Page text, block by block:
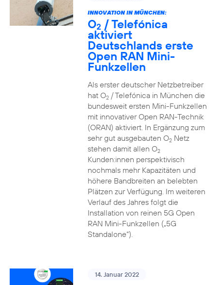
INNOVATION IN MÜNCHEN:
O2 / Telefónica
aktiviert
Deutschlands erste
Open RAN Mini-
Funkzellen
Als erster deutscher Netzbetreiber
hat O2/ Telefónica in München die
bundesweit ersten Mini-Funkzellen
mit innovativer Open RAN-Technik
(ORAN) aktiviert. In Ergänzung zum
sehr gut ausgebauten O2Netz
stehen damit allen O2
Kunden:innen perspektivisch
nochmals mehr Kapazitäten und
höhere Bandbreiten an belebten
Plätzen zur Verfügung. Im weiteren
Verlauf des Jahres folgt die
Installation von reinen 5G Open
RAN Mini-Funkzellen („5G
Standalone“).
14. Januar 2022